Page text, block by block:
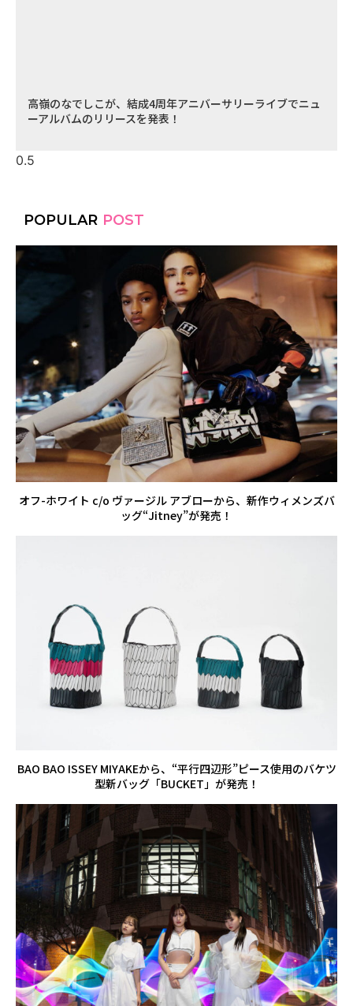
高嶺のなでしこが、結成4周年アニバーサリーライブでニュ
ーアルバムのリリースを発表！
POPULAR POST
オフ-ホワイト c/o ヴァージル アブローから、新作ウィメンズバ
ッグ“Jitney”が発売！
BAO BAO ISSEY MIYAKEから、“平行四辺形”ピース使用のバケツ
型新バッグ「BUCKET」が発売！